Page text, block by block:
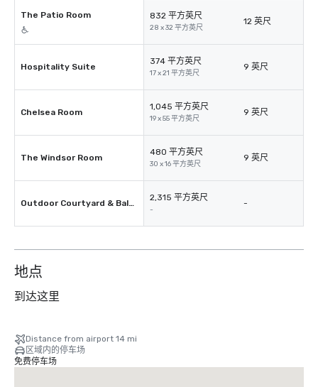
The Patio Room 832 平方英尺
28 x 32 平方英尺
12 英尺
Hospitality Suite
374 平方英尺
17 x 21 平方英尺
9 英尺
Chelsea Room
1,045 平方英尺
19 x 55 平方英尺
9 英尺
The Windsor Room
480 平方英尺
30 x 16 平方英尺
9 英尺
Outdoor Courtyard & Balcony
2,315 平方英尺
-
-
地点
到达这里
Distance from airport 14 mi
区域内的停车场
免费停车场